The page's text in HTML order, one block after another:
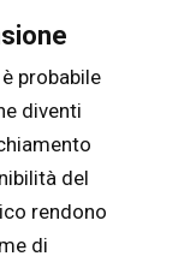
probabile
diventi
del
rendono
di